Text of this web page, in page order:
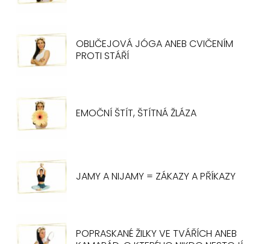
OBLIČEJOVÁ JÓGA ANEB CVIČENÍM
PROTI STÁŘÍ
EMOČNÍ ŠTÍT, ŠTÍTNÁ ŽLÁZA
JAMY A NIJAMY = ZÁKAZY A PŘÍKAZY
POPRASKANÉ ŽILKY VE TVÁŘÍCH ANEB